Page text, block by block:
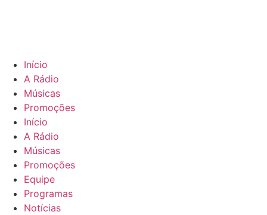
Início
A Rádio
Músicas
Promoções
Início
A Rádio
Músicas
Promoções
Equipe
Programas
Notícias